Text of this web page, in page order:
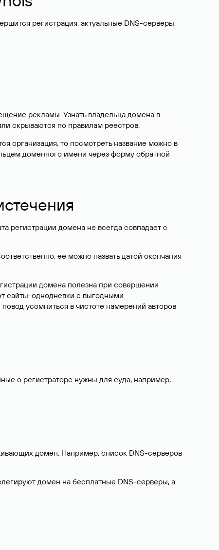
регистрация, актуальные DNS-серверы,
рекламы. Узнать владельца домена в
скрываются по правилам реестров.
организация, то посмотреть название можно в
доменного имени через форму обратной
регистрации домена не всегда совпадает с
ее можно назвать датой окончания
домена полезна при совершении
сайты-однодневки с выгодными
усомниться в чистоте намерений авторов
о регистраторе нужны для суда, например,
домен. Например, список DNS-серверов
домен на бесплатные DNS-серверы, а